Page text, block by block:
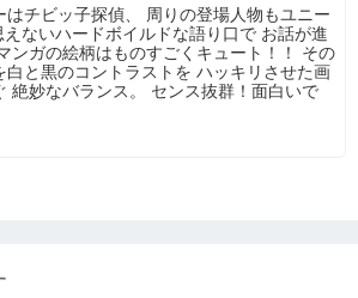
はチビッ子探偵、 周りの登場人物もユニー
ないハードボイルドな語り口で お話が進
ンガの絵柄はものすごくキュート！！ その
白と黒のコントラストを ハッキリさせた画
絶妙なバランス。 センス抜群！面白いで